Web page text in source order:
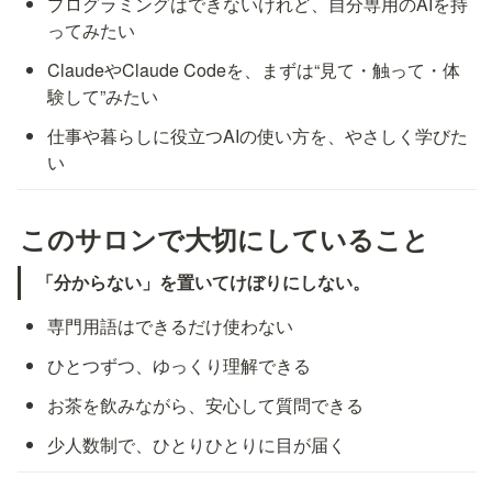
ってみたい
ClaudeやClaude Codeを、まずは“見て・触って・体
験して”みたい
仕事や暮らしに役立つAIの使い方を、やさしく学びた
い
このサロンで大切にしていること
「分からない」を置いてけぼりにしない。
専門用語はできるだけ使わない
ひとつずつ、ゆっくり理解できる
お茶を飲みながら、安心して質問できる
少人数制で、ひとりひとりに目が届く